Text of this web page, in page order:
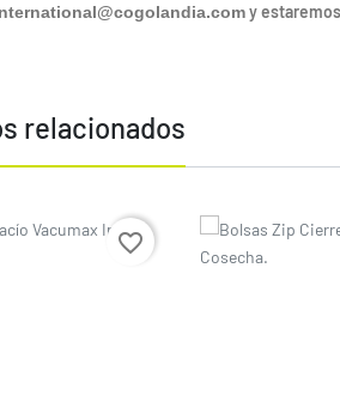
y
relacionados
favorite_border Precio